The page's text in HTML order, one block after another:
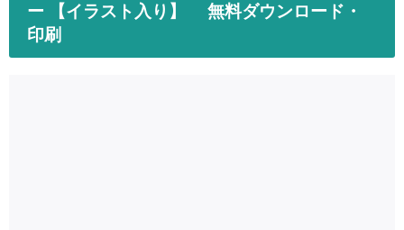
ー 【イラスト入り】 無料ダウンロード・
印刷